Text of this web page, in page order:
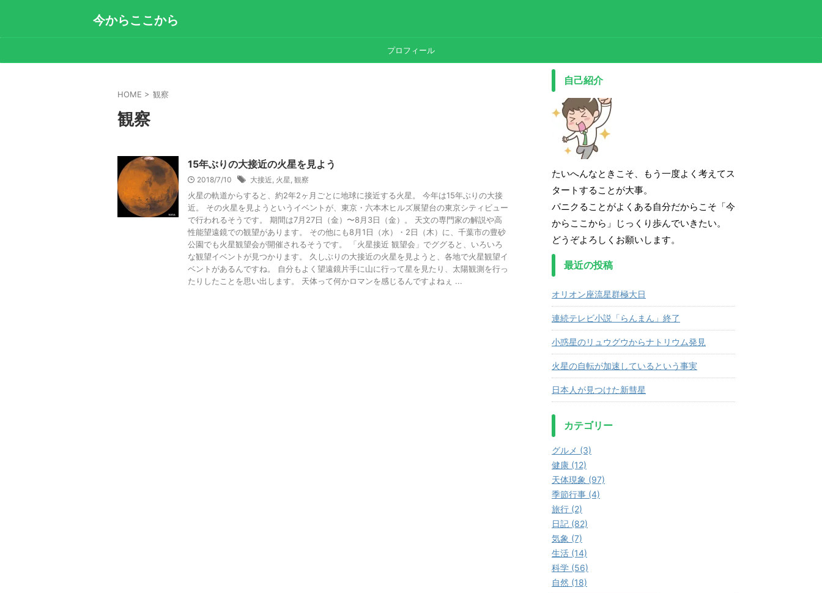
今からここから
プロフィール
HOME > 観察
観察
15年ぶりの大接近の火星を見よう
2018/7/10 大接近, 火星, 観察
火星の軌道からすると、約2年2ヶ月ごとに地球に接近する火星。 今年は15年ぶりの大接
近。 その火星を見ようというイベントが、東京・六本木ヒルズ展望台の東京シティビュー
で行われるそうです。 期間は7月27日（金）〜8月3日（金）。 天文の専門家の解説や高
性能望遠鏡での観望があります。 その他にも8月1日（水）・2日（木）に、千葉市の豊砂
公園でも火星観望会が開催されるそうです。 「火星接近 観望会」でググると、いろいろ
な観望イベントが見つかります。 久しぶりの大接近の火星を見ようと、各地で火星観望イ
ベントがあるんですね。 自分もよく望遠鏡片手に山に行って星を見たり、太陽観測を行っ
たりしたことを思い出します。 天体って何かロマンを感じるんですよねぇ ...
自己紹介
たいへんなときこそ、もう一度よく考えてス
タートすることが大事。
パニクることがよくある自分だからこそ「今
からここから」じっくり歩んでいきたい。
どうぞよろしくお願いします。
最近の投稿
オリオン座流星群極大日
連続テレビ小説「らんまん」終了
小惑星のリュウグウからナトリウム発見
火星の自転が加速しているという事実
日本人が見つけた新彗星
カテゴリー
グルメ (3)
健康 (12)
天体現象 (97)
季節行事 (4)
旅行 (2)
日記 (82)
気象 (7)
生活 (14)
科学 (56)
自然 (18)